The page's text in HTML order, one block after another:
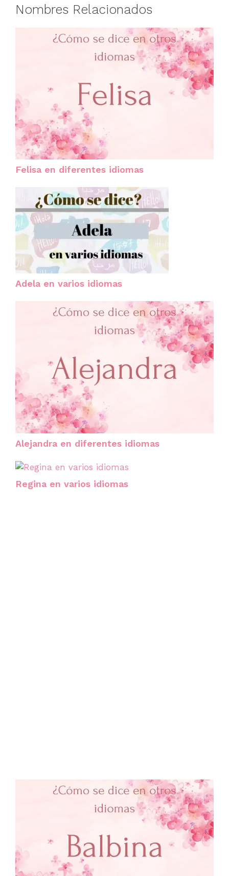
Nombres Relacionados
Felisa en diferentes idiomas
Adela en varios idiomas
Alejandra en diferentes idiomas
Regina en varios idiomas